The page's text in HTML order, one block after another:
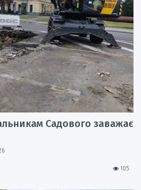
Садового заважає
105